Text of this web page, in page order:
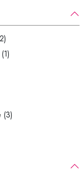
(1)
(3)